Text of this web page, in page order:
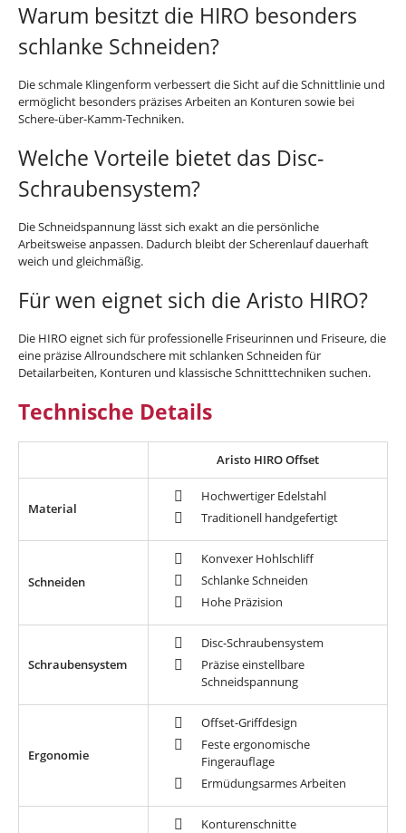
Warum besitzt die HIRO besonders
schlanke Schneiden?
Die schmale Klingenform verbessert die Sicht auf die Schnittlinie und
ermöglicht besonders präzises Arbeiten an Konturen sowie bei
Schere-über-Kamm-Techniken.
Welche Vorteile bietet das Disc-
Schraubensystem?
Die Schneidspannung lässt sich exakt an die persönliche
Arbeitsweise anpassen. Dadurch bleibt der Scherenlauf dauerhaft
weich und gleichmäßig.
Für wen eignet sich die Aristo HIRO?
Die HIRO eignet sich für professionelle Friseurinnen und Friseure, die
eine präzise Allroundschere mit schlanken Schneiden für
Detailarbeiten, Konturen und klassische Schnitttechniken suchen.
Technische Details
Aristo HIRO Offset
Material
Hochwertiger Edelstahl
Traditionell handgefertigt
Schneiden
Konvexer Hohlschliff
Schlanke Schneiden
Hohe Präzision
Schraubensystem
Disc-Schraubensystem
Präzise einstellbare
Schneidspannung
Ergonomie
Offset-Griffdesign
Feste ergonomische
Fingerauflage
Ermüdungsarmes Arbeiten
Konturenschnitte